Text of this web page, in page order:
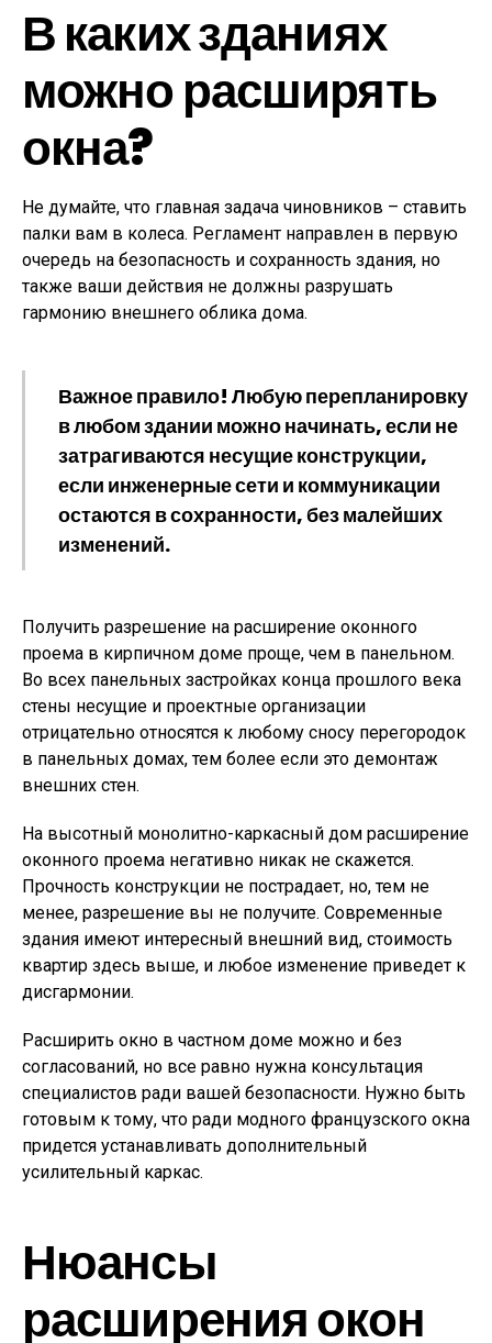
В каких зданиях
можно расширять
окна?
Не думайте, что главная задача чиновников – ставить
палки вам в колеса. Регламент направлен в первую
очередь на безопасность и сохранность здания, но
также ваши действия не должны разрушать
гармонию внешнего облика дома.
Важное правило! Любую перепланировку
в любом здании можно начинать, если не
затрагиваются несущие конструкции,
если инженерные сети и коммуникации
остаются в сохранности, без малейших
изменений.
Получить разрешение на расширение оконного
проема в кирпичном доме проще, чем в панельном.
Во всех панельных застройках конца прошлого века
стены несущие и проектные организации
отрицательно относятся к любому сносу перегородок
в панельных домах, тем более если это демонтаж
внешних стен.
На высотный монолитно-каркасный дом расширение
оконного проема негативно никак не скажется.
Прочность конструкции не пострадает, но, тем не
менее, разрешение вы не получите. Современные
здания имеют интересный внешний вид, стоимость
квартир здесь выше, и любое изменение приведет к
дисгармонии.
Расширить окно в частном доме можно и без
согласований, но все равно нужна консультация
специалистов ради вашей безопасности. Нужно быть
готовым к тому, что ради модного французского окна
придется устанавливать дополнительный
усилительный каркас.
Нюансы
расширения окон